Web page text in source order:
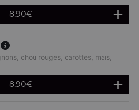
8.90€
chou rouges, carottes, maïs,
8.90€